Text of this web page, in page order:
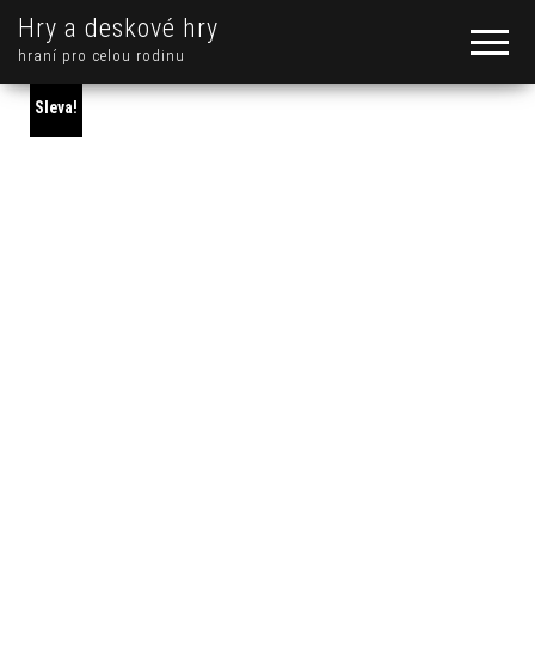
Hry a deskové hry
hraní pro celou rodinu
Sleva!